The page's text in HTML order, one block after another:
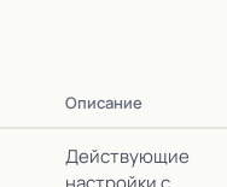
Описание
Действующие